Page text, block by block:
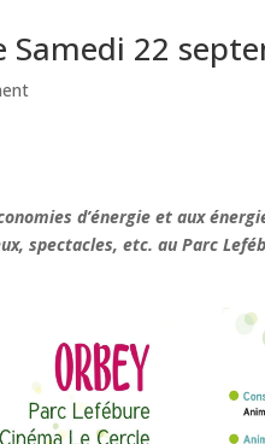
Samedi 22
d’énergie et aux
spectacles, etc. au Parc